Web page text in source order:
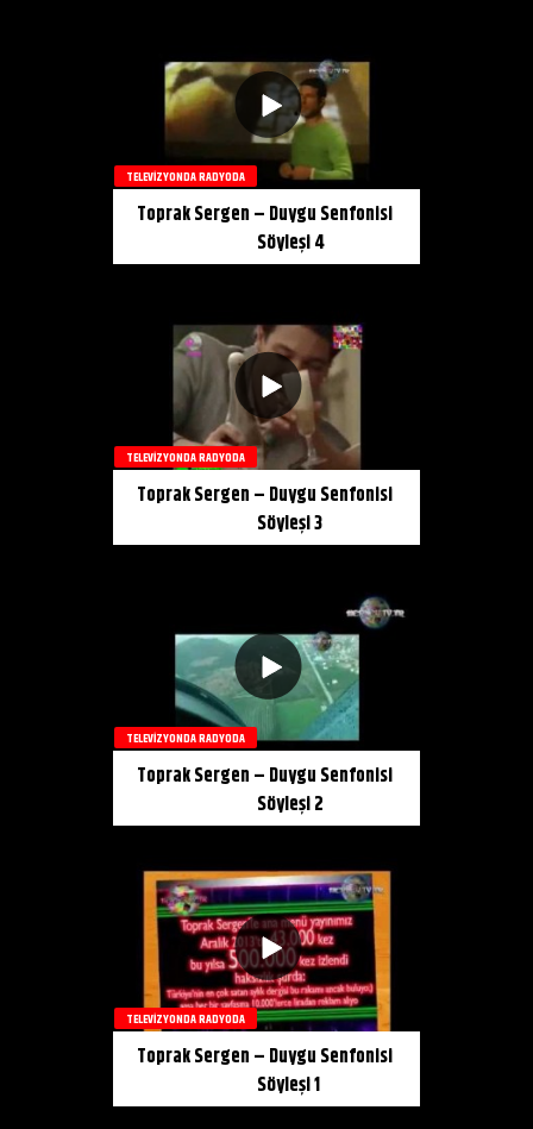
TELEVIZYONDA RADYODA
Toprak Sergen – Duygu Senfonisi
Söyleşi 4
TELEVIZYONDA RADYODA
Toprak Sergen – Duygu Senfonisi
Söyleşi 3
TELEVIZYONDA RADYODA
Toprak Sergen – Duygu Senfonisi
Söyleşi 2
TELEVIZYONDA RADYODA
Toprak Sergen – Duygu Senfonisi
Söyleşi 1